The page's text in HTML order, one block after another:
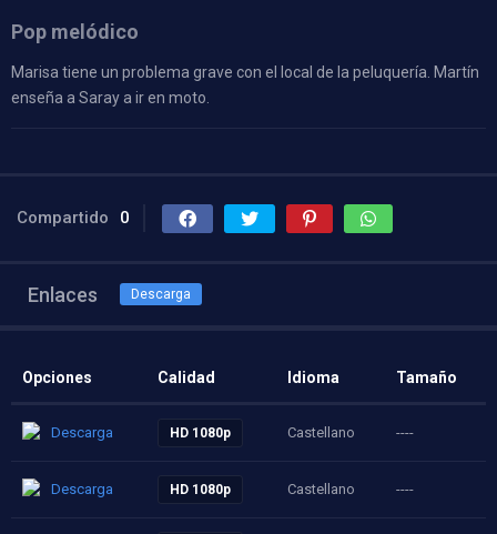
Pop melódico
Marisa tiene un problema grave con el local de la peluquería. Martín
enseña a Saray a ir en moto.
Compartido 0
Enlaces Descarga
Opciones Calidad Idioma Tamaño
Descarga HD 1080p Castellano ----
Descarga HD 1080p Castellano ----